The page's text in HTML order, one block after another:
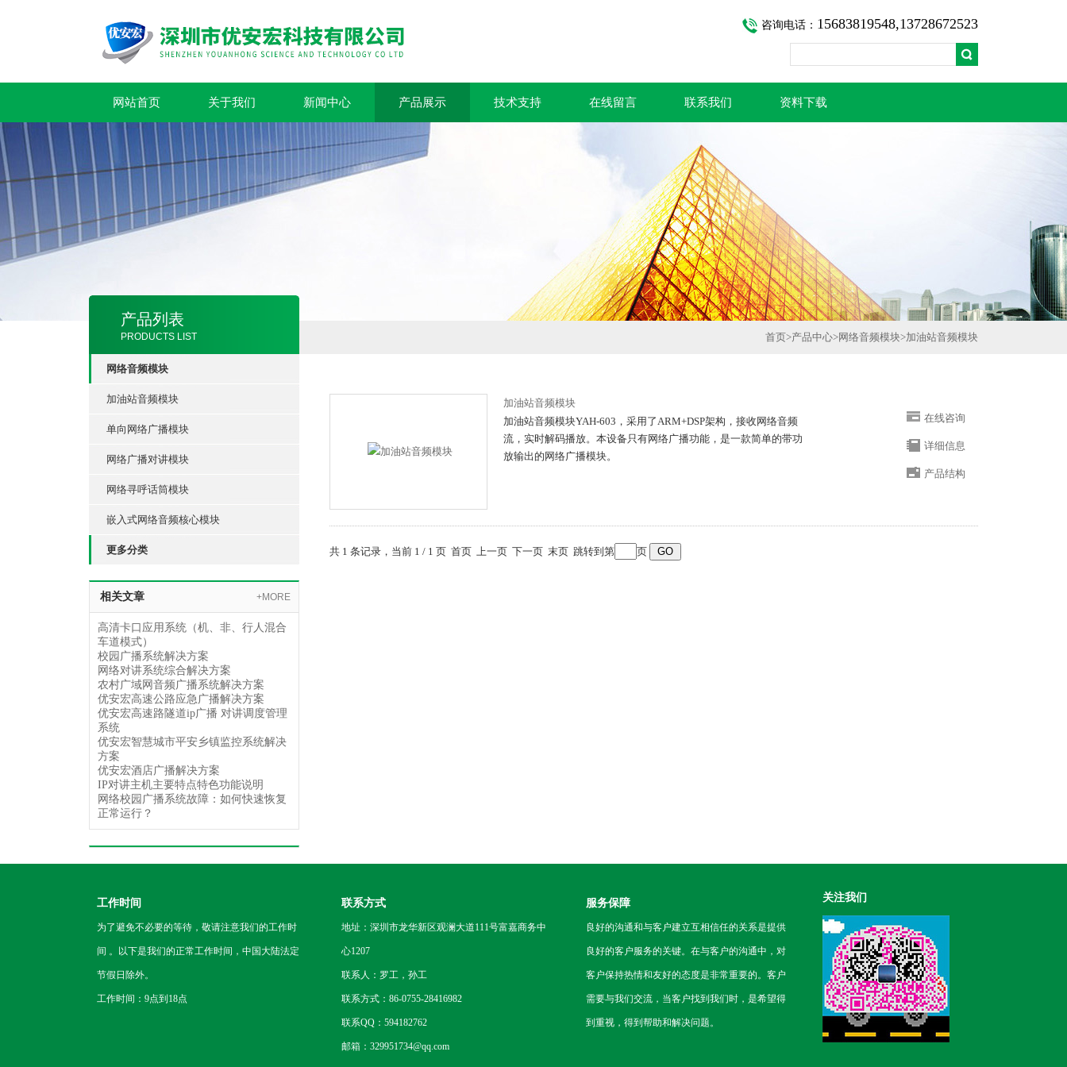
咨询电话： 15683819548,13728672523
网站首页 关于我们 新闻中心 产品展示 技术支持 在线留言 联系我们 资料下载
产品列表
PRODUCTS LIST
网络音频模块
加油站音频模块
单向网络广播模块
网络广播对讲模块
网络寻呼话筒模块
嵌入式网络音频核心模块
更多分类
相关文章 +MORE
高清卡口应用系统（机、非、行人混合
车道模式）
校园广播系统解决方案
网络对讲系统综合解决方案
农村广域网音频广播系统解决方案
优安宏高速公路应急广播解决方案
优安宏高速路隧道ip广播 对讲调度管理
系统
优安宏智慧城市平安乡镇监控系统解决
方案
优安宏酒店广播解决方案
IP对讲主机主要特点特色功能说明
网络校园广播系统故障：如何快速恢复
正常运行？
首页>产品中心>网络音频模块>加油站音频模块
加油站音频模块
加油站音频模块YAH-603，采用了ARM+DSP架构，接收网络音频
流，实时解码播放。本设备只有网络广播功能，是一款简单的带功
放输出的网络广播模块。
在线咨询
详细信息
产品结构
共 1 条记录，当前 1 / 1 页 首页 上一页 下一页 末页 跳转到第 页
工作时间
为了避免不必要的等待，敬请注意我们的工作时
间 。以下是我们的正常工作时间，中国大陆法定
节假日除外。
工作时间：9点到18点
联系方式
地址：深圳市龙华新区观澜大道111号富嘉商务中
心1207
联系人：罗工，孙工
联系方式：86-0755-28416982
联系QQ：594182762
邮箱：329951734@qq.com
服务保障
良好的沟通和与客户建立互相信任的关系是提供
良好的客户服务的关键。在与客户的沟通中，对
客户保持热情和友好的态度是非常重要的。客户
需要与我们交流，当客户找到我们时，是希望得
到重视，得到帮助和解决问题。
关注我们